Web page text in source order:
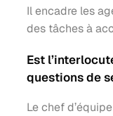
Il encadre les
des tâches à
Est
questions de
Le chef